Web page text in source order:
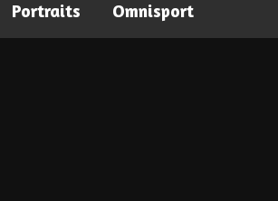
Portraits Omnisport